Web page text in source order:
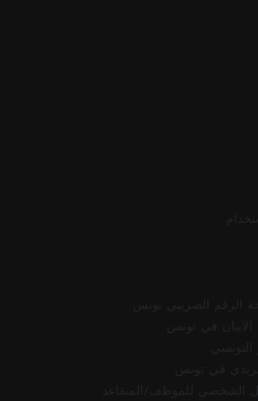
الرقم الضريبي تونس
في تونس
التونسي
في تونس
الشخصي للموظف/المتقاعد